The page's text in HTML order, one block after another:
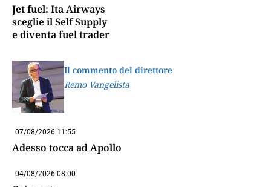
Jet fuel: Ita Airways
sceglie il Self Supply
e diventa fuel trader
Il commento del direttore
Remo Vangelista
07/08/2026 11:55
Adesso tocca ad Apollo
04/08/2026 08:00